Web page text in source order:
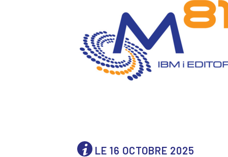
LE 16 OCTOBRE 2025